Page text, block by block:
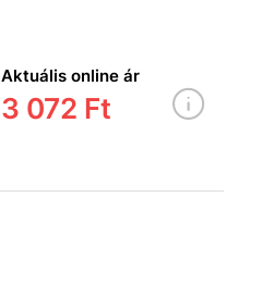
Aktuális online ár
3 072 Ft